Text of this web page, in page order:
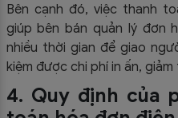
Bên cạnh đó, việc thanh
giúp bên bán quản lý đơn
nhiều thời gian để giao
kiệm được chi phí in ấn,
4. Quy định của